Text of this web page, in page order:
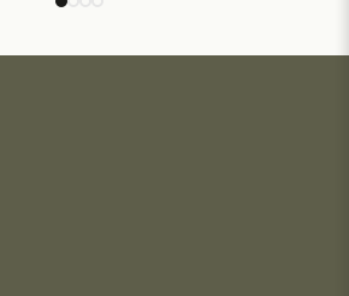
CHF 49.90.CHF